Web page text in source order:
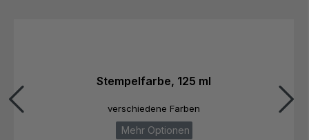
Stempelfarbe, 125 ml
verschiedene Farben
Mehr Optionen